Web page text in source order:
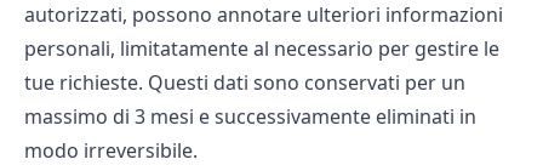
autorizzati, possono annotare ulteriori informazioni
personali, limitatamente al necessario per gestire le
tue richieste. Questi dati sono conservati per un
massimo di 3 mesi e successivamente eliminati in
modo irreversibile.